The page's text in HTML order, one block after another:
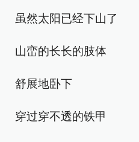
虽然太阳已经下山了
山峦的长长的肢体
舒展地卧下
穿过穿不透的铁甲